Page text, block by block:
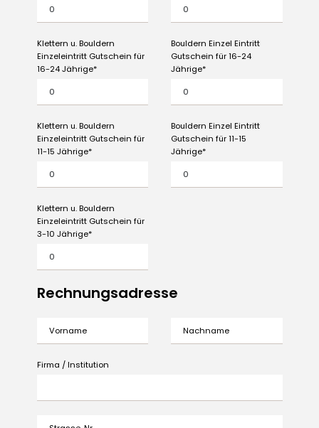
Klettern u. Bouldern
Einzeleintritt Gutschein für
16-24 Jährige
Klettern u. Bouldern
Einzeleintritt Gutschein für
11-15 Jährige
Klettern u. Bouldern
Einzeleintritt Gutschein für
3-10 Jährige
Bouldern Einzel Eintritt
Gutschein für 16-24
Jährige
Bouldern Einzel Eintritt
Gutschein für 11-15
Jährige
Rechnungsadresse
Firma / Institution